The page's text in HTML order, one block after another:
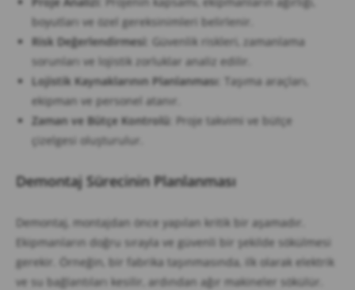
boyutları ve özel gereksinimleri belirlenir.
Risk Değerlendirmesi : Güvenlik riskleri, zamanlama
sorunları ve lojistik zorluklar analiz edilir.
Lojistik Kaynaklarının Planlanması : Taşıma araçları,
ekipman ve personel atanır.
Zaman ve Bütçe Kontrolü : Proje takvimi ve bütçe
çizelgesi oluşturulur.
Demontaj Sürecinin Planlanması
Demontaj, montajdan önce yapılan kritik bir aşamadır.
Ekipmanların doğru sırayla ve güvenli bir şekilde sökülmesi
gerekir. Örneğin, bir fabrika taşınmasında, ilk olarak elektrik
ve su bağlantıları kesilir, ardından ağır makineler sökülür.